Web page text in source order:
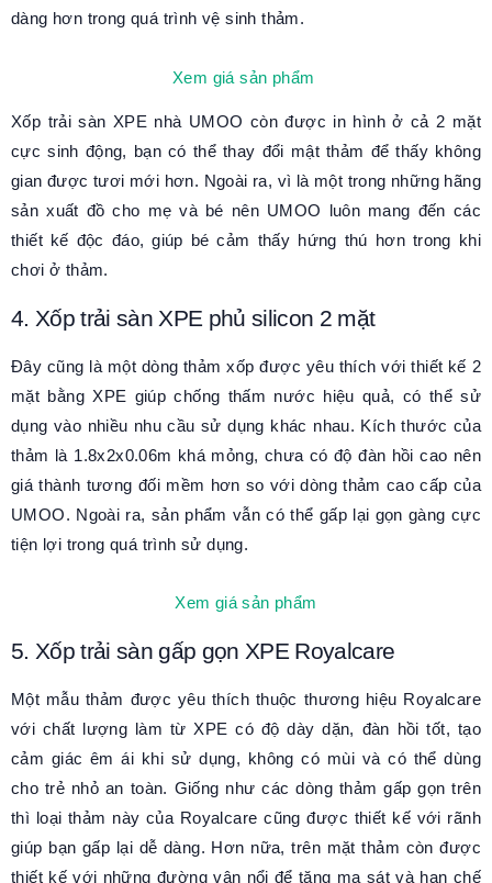
dàng hơn trong quá trình vệ sinh thảm.
Xem giá sản phẩm
Xốp trải sàn XPE nhà UMOO còn được in hình ở cả 2 mặt
cực sinh động, bạn có thể thay đổi mật thảm để thấy không
gian được tươi mới hơn. Ngoài ra, vì là một trong những hãng
sản xuất đồ cho mẹ và bé nên UMOO luôn mang đến các
thiết kế độc đáo, giúp bé cảm thấy hứng thú hơn trong khi
chơi ở thảm.
4. Xốp trải sàn XPE phủ silicon 2 mặt
Đây cũng là một dòng thảm xốp được yêu thích với thiết kế 2
mặt bằng XPE giúp chống thấm nước hiệu quả, có thể sử
dụng vào nhiều nhu cầu sử dụng khác nhau. Kích thước của
thảm là 1.8x2x0.06m khá mỏng, chưa có độ đàn hồi cao nên
giá thành tương đối mềm hơn so với dòng thảm cao cấp của
UMOO. Ngoài ra, sản phẩm vẫn có thể gấp lại gọn gàng cực
tiện lợi trong quá trình sử dụng.
Xem giá sản phẩm
5. Xốp trải sàn gấp gọn XPE Royalcare
Một mẫu thảm được yêu thích thuộc thương hiệu Royalcare
với chất lượng làm từ XPE có độ dày dặn, đàn hồi tốt, tạo
cảm giác êm ái khi sử dụng, không có mùi và có thể dùng
cho trẻ nhỏ an toàn. Giống như các dòng thảm gấp gọn trên
thì loại thảm này của Royalcare cũng được thiết kế với rãnh
giúp bạn gấp lại dễ dàng. Hơn nữa, trên mặt thảm còn được
thiết kế với những đường vân nổi để tăng ma sát và hạn chế